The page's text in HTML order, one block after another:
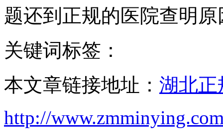
题还到正规的医院查明
关键词标签：
本文章链接地址： 湖北正
http://